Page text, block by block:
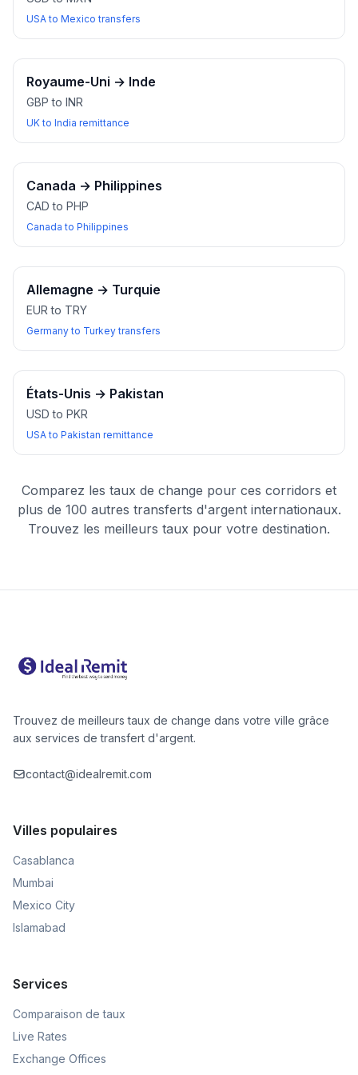
USA to Mexico transfers
Royaume-Uni → Inde
GBP to INR
UK to India remittance
Canada → Philippines
CAD to PHP
Canada to Philippines
Allemagne → Turquie
EUR to TRY
Germany to Turkey transfers
États-Unis → Pakistan
USD to PKR
USA to Pakistan remittance
Comparez les taux de change pour ces corridors et
plus de 100 autres transferts d'argent internationaux.
Trouvez les meilleurs taux pour votre destination.
Trouvez de meilleurs taux de change dans votre ville grâce
aux services de transfert d'argent.
contact@idealremit.com
Villes populaires
Casablanca
Mumbai
Mexico City
Islamabad
Services
Comparaison de taux
Live Rates
Exchange Offices